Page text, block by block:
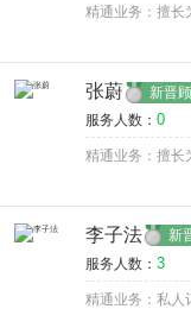
精通业务：擅长
张蔚 新晋
服务人数： 0
精通业务：擅长
李子法 新
服务人数： 3
精通业务：私人